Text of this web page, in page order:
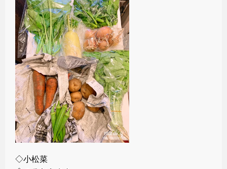
◇小松菜